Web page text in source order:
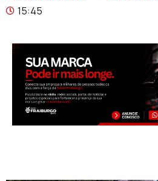
15:45